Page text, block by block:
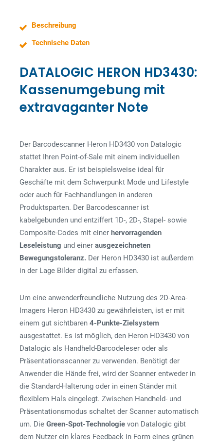
Beschreibung
Technische Daten
DATALOGIC HERON HD3430:
Kassenumgebung mit
extravaganter Note
Der Barcodescanner Heron HD3430 von Datalogic
stattet Ihren Point-of-Sale mit einem individuellen
Charakter aus. Er ist beispielsweise ideal für
Geschäfte mit dem Schwerpunkt Mode und Lifestyle
oder auch für Fachhandlungen in anderen
Produktsparten. Der Barcodescanner ist
kabelgebunden und entziffert 1D-, 2D-, Stapel- sowie
Composite-Codes mit einer hervorragenden
Leseleistung und einer ausgezeichneten
Bewegungstoleranz. Der Heron HD3430 ist außerdem
in der Lage Bilder digital zu erfassen.
Um eine anwenderfreundliche Nutzung des 2D-Area-
Imagers Heron HD3430 zu gewährleisten, ist er mit
einem gut sichtbaren 4-Punkte-Zielsystem
ausgestattet. Es ist möglich, den Heron HD3430 von
Datalogic als Handheld-Barcodeleser oder als
Präsentationsscanner zu verwenden. Benötigt der
Anwender die Hände frei, wird der Scanner entweder in
die Standard-Halterung oder in einen Ständer mit
flexiblem Hals eingelegt. Zwischen Handheld- und
Präsentationsmodus schaltet der Scanner automatisch
um. Die Green-Spot-Technologie von Datalogic gibt
dem Nutzer ein klares Feedback in Form eines grünen